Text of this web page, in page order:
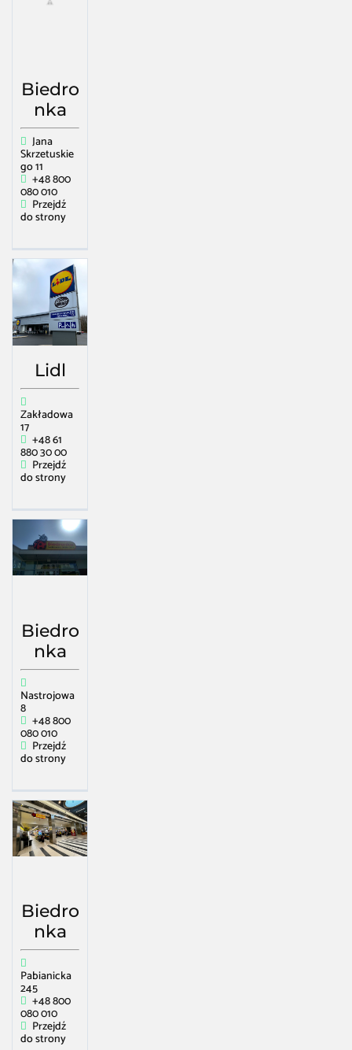
Biedro
nka
Jana
Skrzetuskie
go 11
+48 800
080 010
Przejdź
do strony
Lidl
Zakładowa
17
+48 61
880 30 00
Przejdź
do strony
Biedro
nka
Nastrojowa
8
+48 800
080 010
Przejdź
do strony
Biedro
nka
Pabianicka
245
+48 800
080 010
Przejdź
do strony